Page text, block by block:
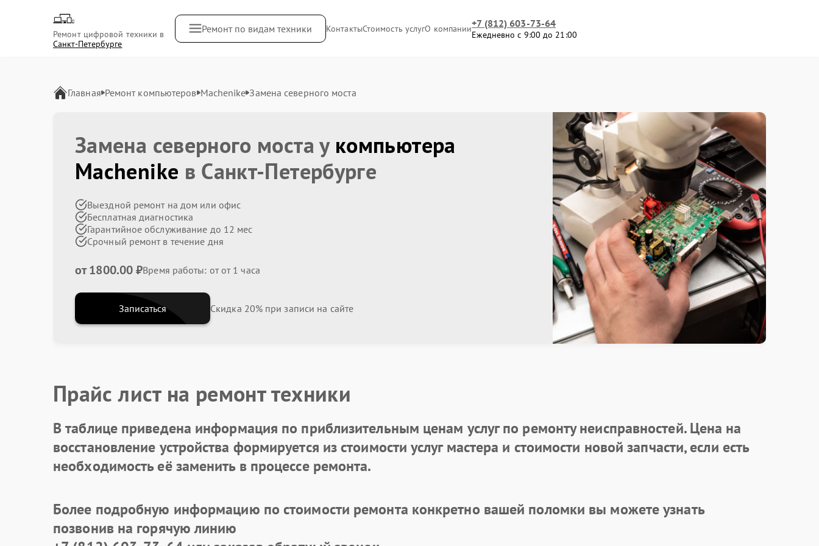
Ремонт цифровой техники в
Санкт-Петербурге
Ремонт по видам техники КонтактыСтоимость услугО компании+7 (812) 603-73-64
Ежедневно с 9:00 до 21:00
Главная Ремонт компьютеров Machenike Замена северного моста
Замена северного моста у компьютера
Machenike в Санкт-Петербурге
Выездной ремонт на дом или офис
Бесплатная диагностика
Гарантийное обслуживание до 12 мес
Срочный ремонт в течение дня
от 1800.00 ₽Время работы: от от 1 часа
Записаться Скидка 20% при записи на сайте
Прайс лист на ремонт техники
В таблице приведена информация по приблизительным ценам услуг по ремонту неисправностей. Цена на
восстановление устройства формируется из стоимости услуг мастера и стоимости новой запчасти, если есть
необходимость её заменить в процессе ремонта.
Более подробную информацию по стоимости ремонта конкретно вашей поломки вы можете узнать
позвонив на горячую линию